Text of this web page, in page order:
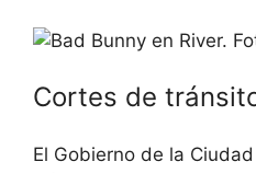
Cortes de
El Gobierno de la